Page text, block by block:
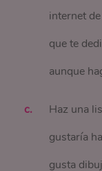
internet
que te
aunque
Haz una
gustaría
gusta